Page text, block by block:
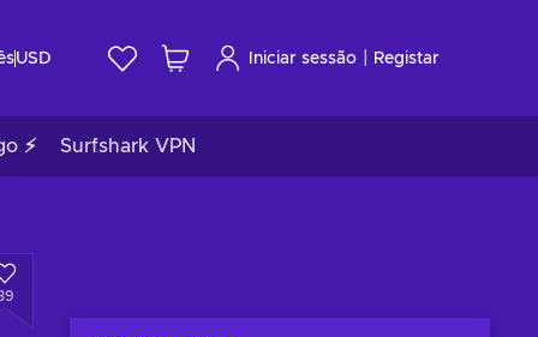
USD Iniciar sessão Registar
⚡ Surfshark VPN